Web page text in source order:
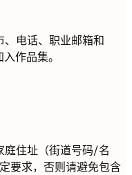
电话、职业邮箱和
作品集。
庭住址（街道号码/名
要求，否则请避免包含